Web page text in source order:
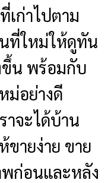
เก่าไปตาม
นที่ใหม่ให้ดูทัน
ขึ้น พร้อมกับ
ม่อย่างดี
าจะได้บ้าน
ายง่าย ขาย
ก่อนและหลัง